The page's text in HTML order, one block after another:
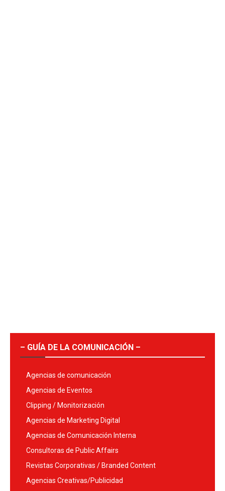
– GUÍA DE LA COMUNICACIÓN –
Agencias de comunicación
Agencias de Eventos
Clipping / Monitorización
Agencias de Marketing Digital
Agencias de Comunicación Interna
Consultoras de Public Affairs
Revistas Corporativas / Branded Content
Agencias Creativas/Publicidad